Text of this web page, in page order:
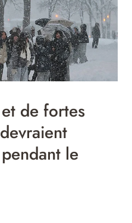
de fortes
le